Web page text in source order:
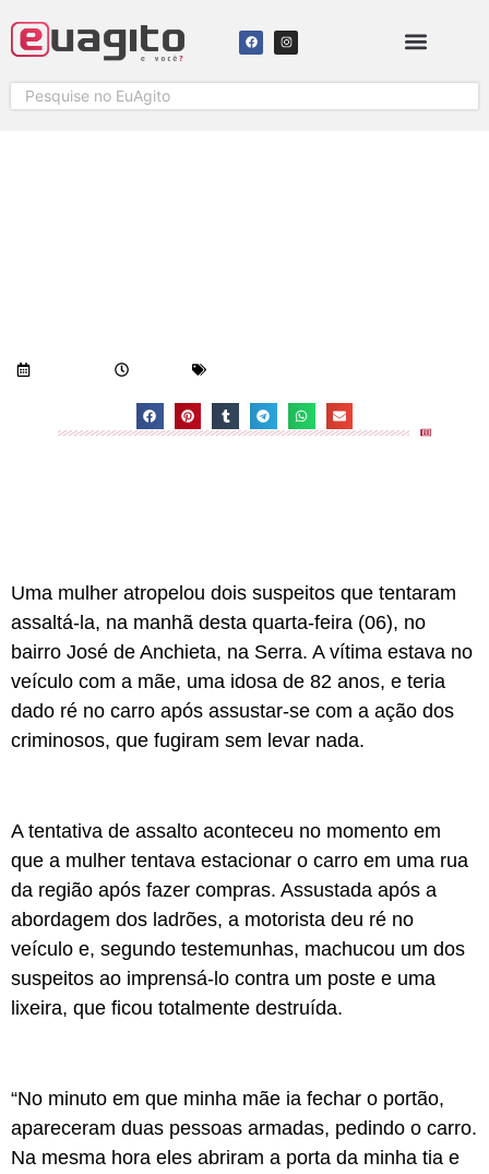
07/06/2018
Uma mulher atropelou dois suspeitos que tentaram
assaltá-la, na manhã desta quarta-feira (06), no
bairro José de Anchieta, na Serra. A vítima estava no
veículo com a mãe, uma idosa de 82 anos, e teria
dado ré no carro após assustar-se com a ação dos
criminosos, que fugiram sem levar nada.
A tentativa de assalto aconteceu no momento em
que a mulher tentava estacionar o carro em uma rua
da região após fazer compras. Assustada após a
abordagem dos ladrões, a motorista deu ré no
veículo e, segundo testemunhas, machucou um dos
suspeitos ao imprensá-lo contra um poste e uma
lixeira, que ficou totalmente destruída.
“No minuto em que minha mãe ia fechar o portão,
apareceram duas pessoas armadas, pedindo o carro.
Na mesma hora eles abriram a porta da minha tia e